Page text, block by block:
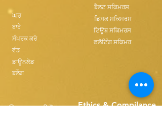
ਘਰ
ਬਾਰੇ
ਸੰਪਰਕ ਕਰੋ
ਵੰਡ
ਡਾਊਨਲੋਡ
ਬਲੌਗ
ਬੈਲਟ ਸਕਿਮਰਸ
ਡਿਸਕ ਸਕਿਮਰਸ
ਟਿਊਬ ਸਕਿਮਰਸ
ਫਲੋਟਿੰਗ ਸਕਿਮਰ
Ethics & Compilance